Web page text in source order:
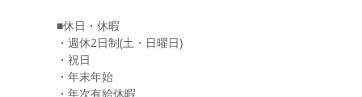
​■休日・休暇
・週休2日制(土・日曜日)
・祝日
・年末年始
・年次有給休暇